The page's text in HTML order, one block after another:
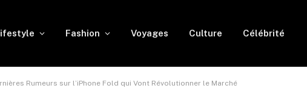
Fashion Voyages Culture Célébrité
Rumeurs sur l’iPhone Fold qui Vont Révolutionner le Marché